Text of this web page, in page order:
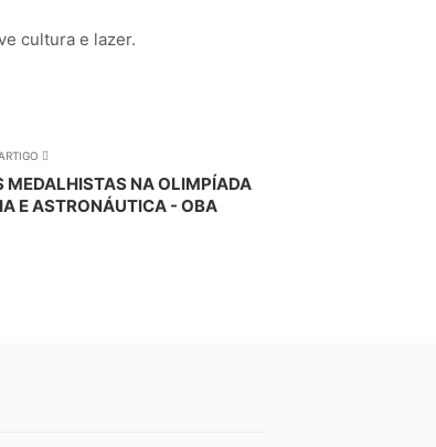
cultura e lazer.
MEDALHISTAS NA OLIMPÍADA
E ASTRONÁUTICA - OBA